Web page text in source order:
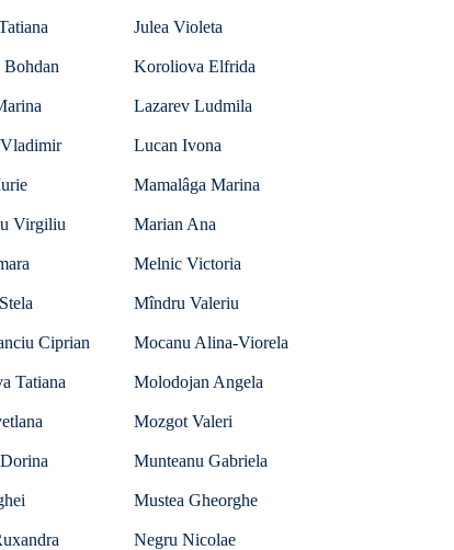
Julea Violeta
Koroliova Elfrida
Lazarev Ludmila
Lucan Ivona
Mamalâga Marina
Virgiliu Marian Ana
Melnic Victoria
Mîndru Valeriu
Ciprian Mocanu Alina-Viorela
Tatiana Molodojan Angela
Mozgot Valeri
Munteanu Gabriela
Mustea Gheorghe
Negru Nicolae